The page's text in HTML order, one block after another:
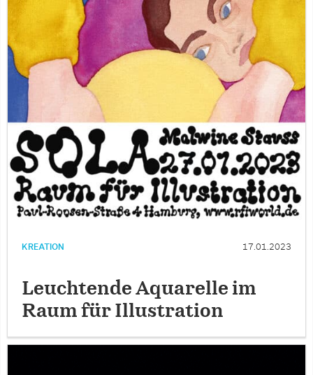
KREATION 17.01.2023
Leuchtende Aquarelle im
Raum für Illustration